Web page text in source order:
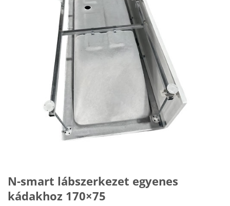
N-smart lábszerkezet egyenes
kádakhoz 170×75